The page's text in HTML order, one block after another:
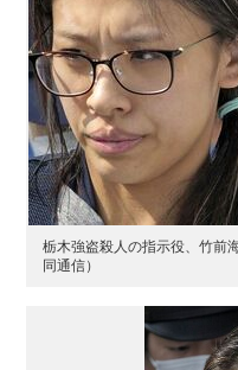
栃木強盗殺人の指示役、竹前
同通信）